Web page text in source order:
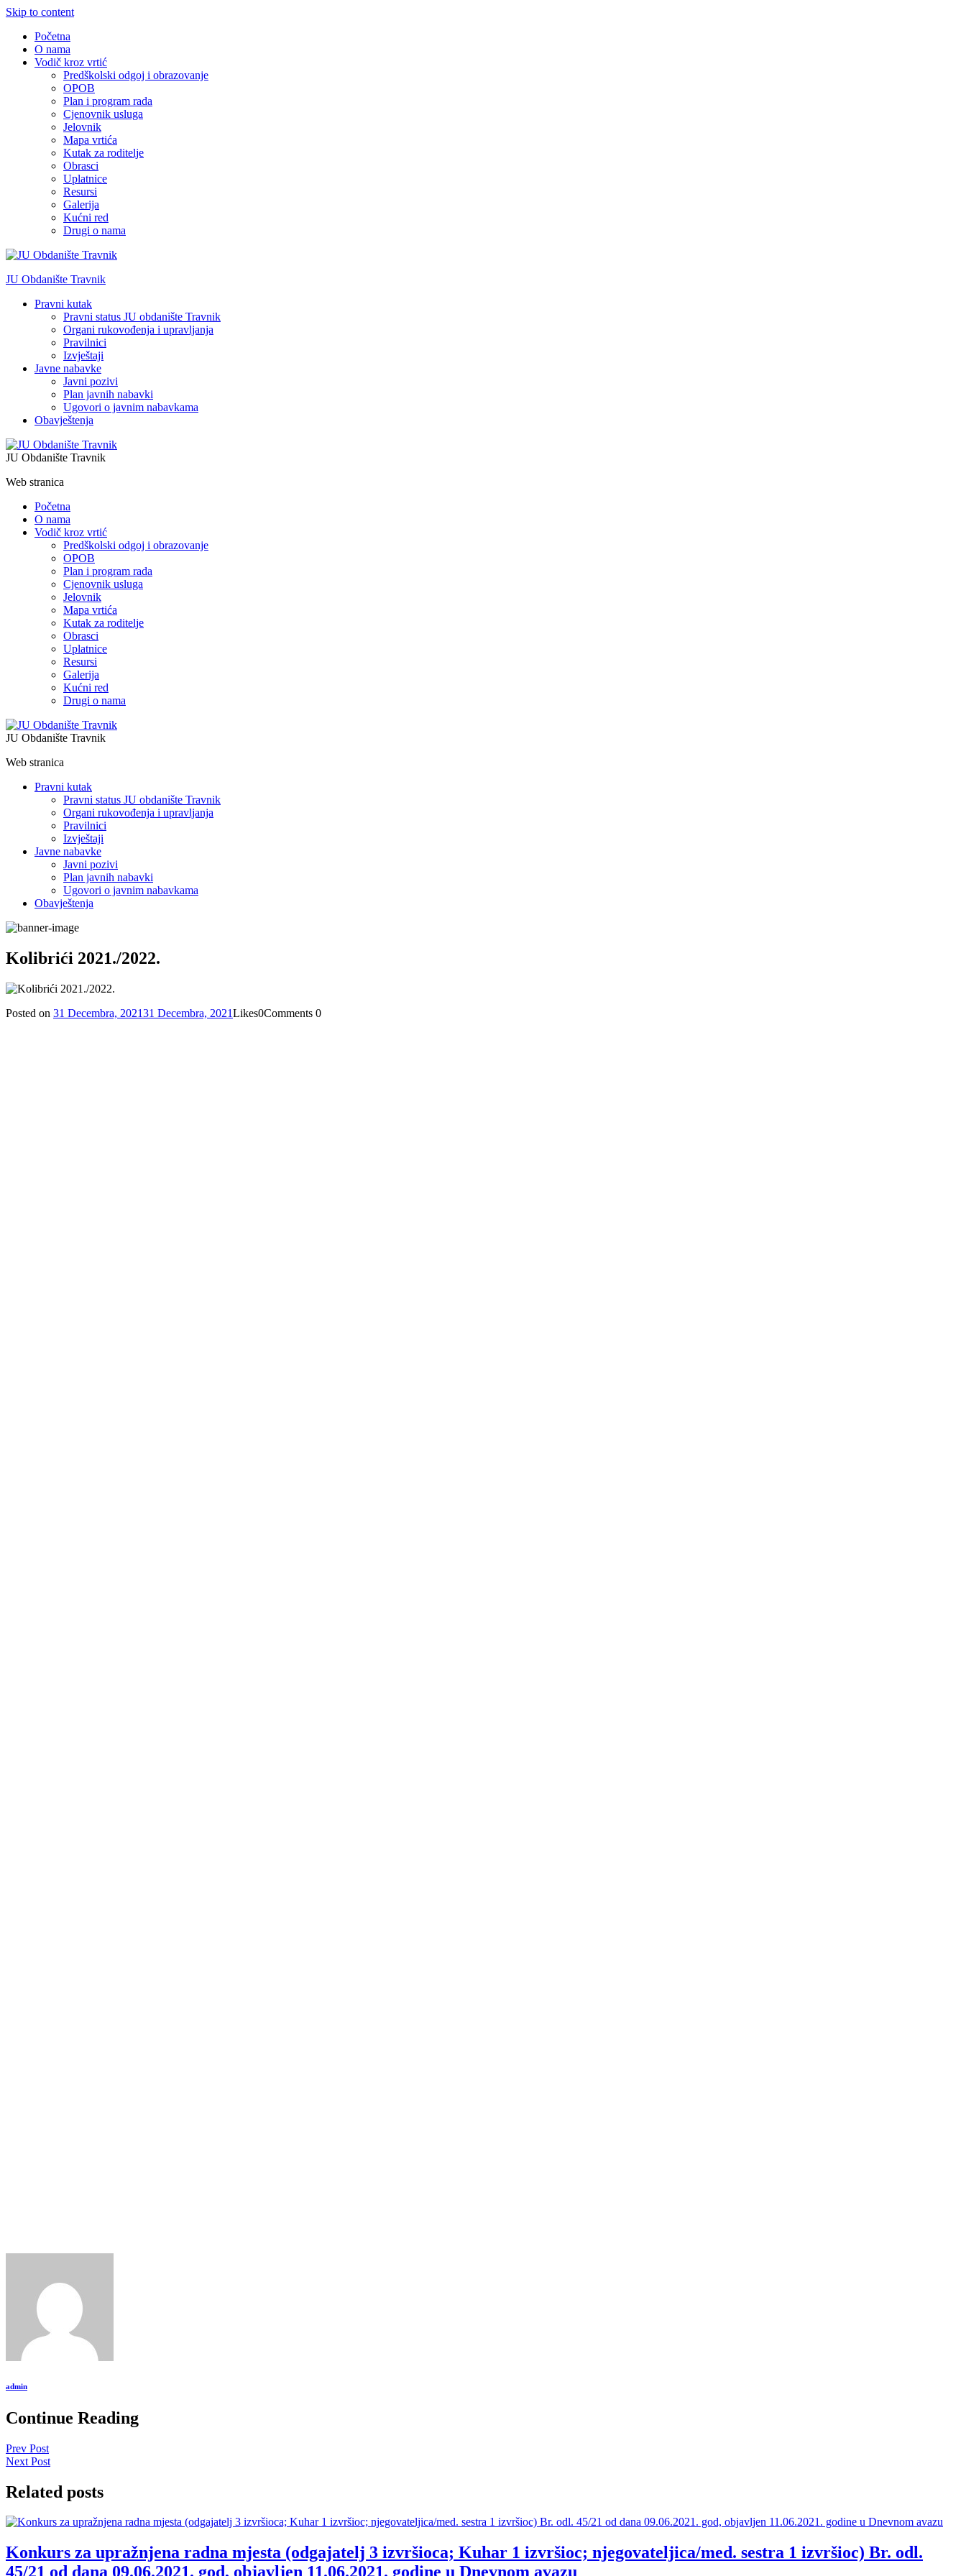
Skip to content
Početna
O nama
Vodič kroz vrtić
Predškolski odgoj i obrazovanje
OPOB
Plan i program rada
Cjenovnik usluga
Jelovnik
Mapa vrtića
Kutak za roditelje
Obrasci
Uplatnice
Resursi
Galerija
Kućni red
Drugi o nama
JU Obdanište Travnik
Pravni kutak
Pravni status JU obdanište Travnik
Organi rukovođenja i upravljanja
Pravilnici
Izvještaji
Javne nabavke
Javni pozivi
Plan javnih nabavki
Ugovori o javnim nabavkama
Obavještenja
JU Obdanište Travnik
Web stranica
Početna
O nama
Vodič kroz vrtić
Predškolski odgoj i obrazovanje
OPOB
Plan i program rada
Cjenovnik usluga
Jelovnik
Mapa vrtića
Kutak za roditelje
Obrasci
Uplatnice
Resursi
Galerija
Kućni red
Drugi o nama
JU Obdanište Travnik
Web stranica
Pravni kutak
Pravni status JU obdanište Travnik
Organi rukovođenja i upravljanja
Pravilnici
Izvještaji
Javne nabavke
Javni pozivi
Plan javnih nabavki
Ugovori o javnim nabavkama
Obavještenja
Kolibrići 2021./2022.
Posted on 31 Decembra, 202131 Decembra, 2021Likes0Comments 0
admin
Continue Reading
Prev Post
Next Post
Related posts
Konkurs za upražnjena radna mjesta (odgajatelj 3 izvršioca; Kuhar 1 izvršioc; njegovateljica/med. sestra 1 izvršioc) Br. odl.
45/21 od dana 09.06.2021. god, objavljen 11.06.2021. godine u Dnevnom avazu